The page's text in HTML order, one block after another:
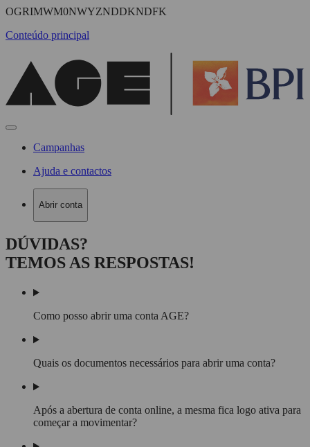
OGRIMWM0NWYZNDDKNDFK
Conteúdo principal
Campanhas
Ajuda e contactos
Abrir conta
DÚVIDAS?
TEMOS AS RESPOSTAS!
Como posso abrir uma conta AGE?
Quais os documentos necessários para abrir uma conta?
Após a abertura de conta online, a mesma fica logo ativa para
começar a movimentar?